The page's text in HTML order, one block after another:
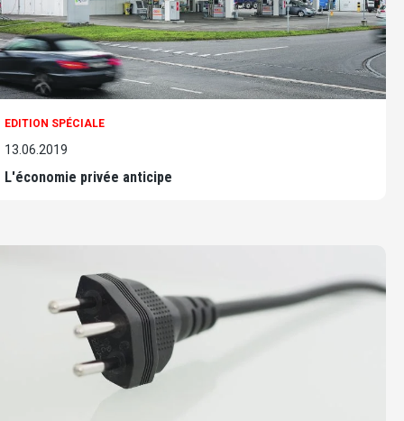
EDITION SPÉCIALE
13.06.2019
L'économie privée anticipe